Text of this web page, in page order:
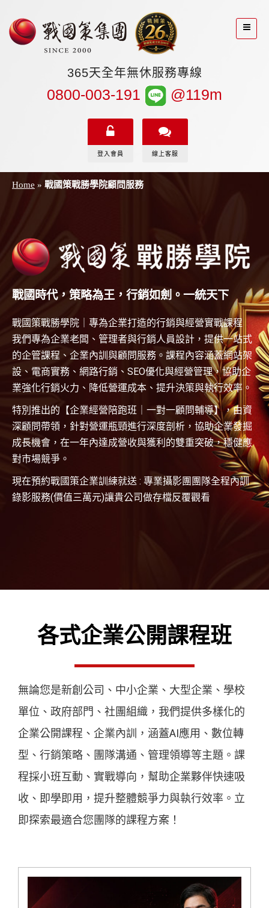
365天全年無休服務專線
0800-003-191 @119m
登入會員 線上客服
Home » 戰國策戰勝學院顧問服務
戰國時代，策略為王，行銷如劍。一統天下
戰國策戰勝學院｜專為企業打造的行銷與經營實戰課程
我們專為企業老闆、管理者與行銷人員設計，提供一站式
的企管課程、企業內訓與顧問服務。課程內容涵蓋網站架
設、電商實務、網路行銷、SEO優化與經營管理，協助企
業強化行銷火力、降低營運成本、提升決策與執行效率。
特別推出的【企業經營陪跑班｜一對一顧問輔導】，由資
深顧問帶領，針對營運瓶頸進行深度剖析，協助企業發掘
成長機會，在一年內達成營收與獲利的雙重突破，穩健應
對市場競爭。
現在預約戰國策企業訓練就送 : 專業攝影團團隊全程內訓
錄影服務(價值三萬元)讓貴公司做存檔反覆觀看
各式企業公開課程班
無論您是新創公司、中小企業、大型企業、學校
單位、政府部門、社團組織，我們提供多樣化的
企業公開課程、企業內訓，涵蓋AI應用、數位轉
型、行銷策略、團隊溝通、管理領導等主題。課
程採小班互動、實戰導向，幫助企業夥伴快速吸
收、即學即用，提升整體競爭力與執行效率。立
即探索最適合您團隊的課程方案！